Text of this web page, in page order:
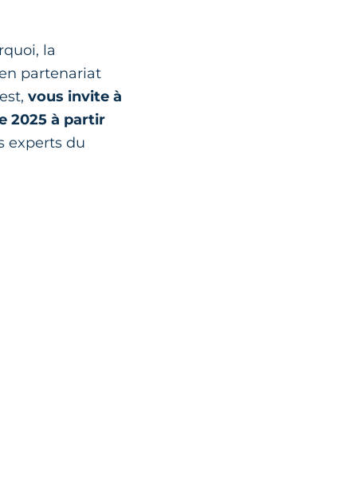
la
partenariat
vous invite à
2025 à partir
experts du